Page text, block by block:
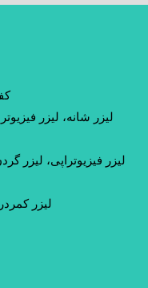
لیزر شانه، لیزر
لیزر فیزیوتراپی، لیزر
لیزر